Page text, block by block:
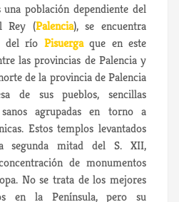
población dependiente del
Rey (Palencia), se encuentra
del río Pisuergaque en este
las provincias de Palencia y
de la provincia de Palencia
de sus pueblos, sencillas
agrupadas en torno a
Estos templos levantados
segunda mitad del S. XII,
de monumentos
No se trata de los mejores
en la Península, pero su